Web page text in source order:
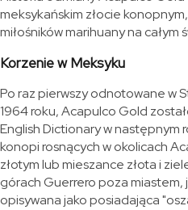
meksykańskim złocie
miłośników marihuany na całym
Korzenie w Meksyku
Po raz pierwszy odnotowane w
1964 roku, Acapulco Gold
English Dictionary w następnym
konopi rosnących w okolicach
złotym lub mieszance złota i
górach Guerrero poza
opisywana jako posiadająca